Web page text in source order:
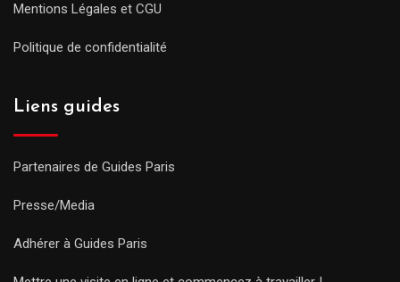
Mentions Légales et CGU
Politique de confidentialité
Liens guides
Partenaires de Guides Paris
Presse/Media
Adhérer à Guides Paris